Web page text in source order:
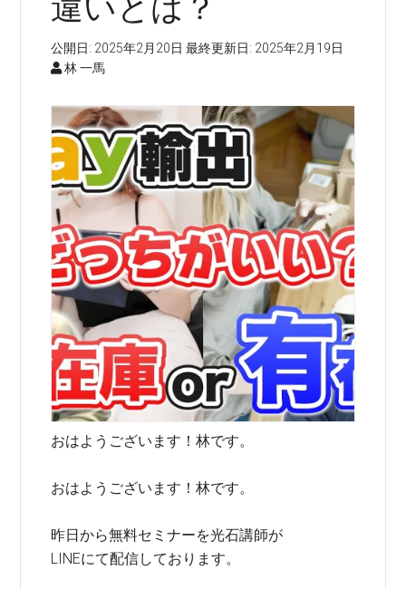
公開日: 2025年2月20日 最終更新日: 2025年2月19日
林 一馬
おはようございます！林です。
おはようございます！林です。
昨日から無料セミナーを光石講師が
LINEにて配信しております。